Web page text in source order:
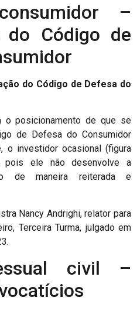
–
do Código de
do Código de Defesa do
o posicionamento de que se
de Defesa do Consumidor
o investidor ocasional (figura
pois ele não desenvolve a
de maneira reiterada e
Nancy Andrighi, relator para
Terceira Turma, julgado em
civil –